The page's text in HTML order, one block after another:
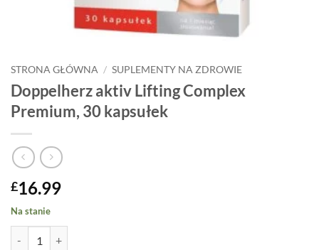
STRONA GŁÓWNA / SUPLEMENTY NA ZDROWIE
Doppelherz aktiv Lifting Complex
Premium, 30 kapsułek
£16.99
Na stanie